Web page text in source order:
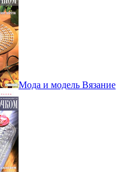
Мода и модель Вязание